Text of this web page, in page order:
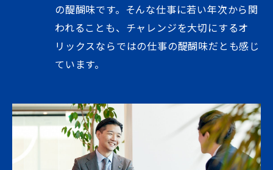
の醍醐味です。そんな仕事に若い年次から関
われることも、チャレンジを大切にするオ
リックスならではの仕事の醍醐味だとも感じ
ています。